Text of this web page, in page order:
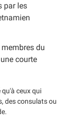
par les
du
courte
qu'à ceux qui
des consulats ou